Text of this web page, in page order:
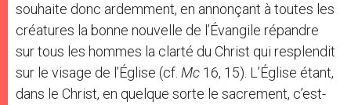
souhaite donc ardemment, en annonçant à toutes les
créatures la bonne nouvelle de l’Évangile répandre
sur tous les hommes la clarté du Christ qui resplendit
sur le visage de l’Église (cf. Mc 16, 15). L’Église étant,
dans le Christ, en quelque sorte le sacrement, c’est-